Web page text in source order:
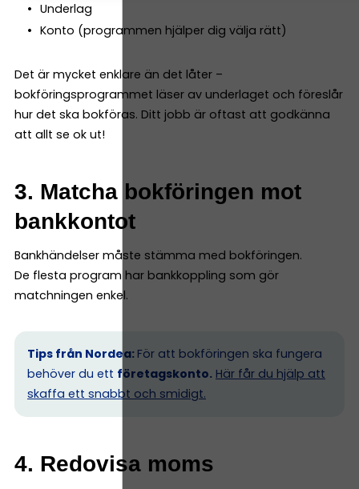
Underlag
Konto (programmen hjälper dig välja rätt)
Det är mycket enklare än det låter –
bokföringsprogrammet läser av underlaget och föreslår
hur det ska bokföras. Ditt jobb är oftast att godkänna
att allt se ok ut!
3. Matcha bokföringen mot
bankkontot
Bankhändelser måste stämma med bokföringen.
De flesta program har bankkoppling som gör
matchningen enkel.
Tips från Nordea: För att bokföringen ska fungera
behöver du ett företagskonto. Här får du hjälp att
skaffa ett snabbt och smidigt.
4. Redovisa moms